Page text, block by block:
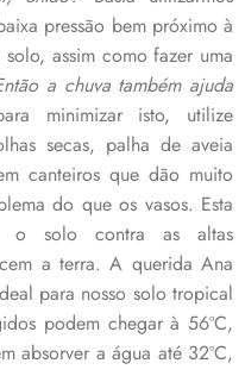
pressão bem próximo à
assim como fazer uma
a chuva também ajuda
minimizar isto, utilize
secas, palha de aveia
canteiros que dão muito
do que os vasos. Esta
o solo contra as altas
a terra. A querida Ana
para nosso solo tropical
podem chegar à 56ºC,
absorver a água até 32ºC,